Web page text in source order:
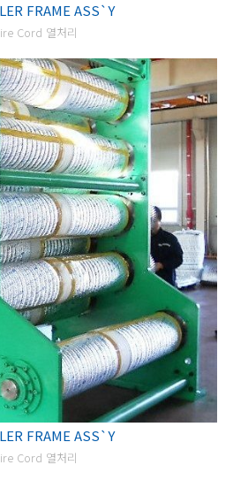
FRAME ASS`Y
Cord 열처리
FRAME ASS`Y
Cord 열처리